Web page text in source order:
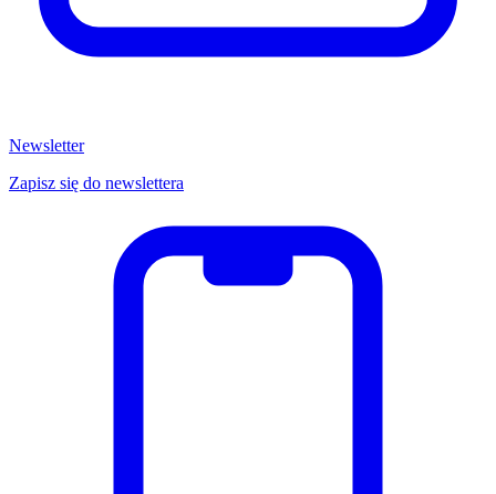
Newsletter
Zapisz się do newslettera